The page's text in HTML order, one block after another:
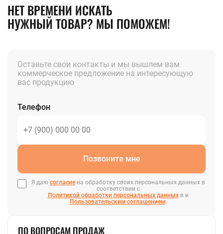
НЕТ ВРЕМЕНИ ИСКАТЬ
НУЖНЫЙ ТОВАР? МЫ ПОМОЖЕМ!
Оставьте свои контакты и мы вышлем вам
коммерческое предложение на интересующую
вас продукцию
Телефон
Позвоните мне
Я даю согласиена обработку своих персональных данных в
соответствии с
Политикой обработки персональных данныхв и
Пользовательским соглашением.
ПО ВОПРОСАМ ПРОДАЖ